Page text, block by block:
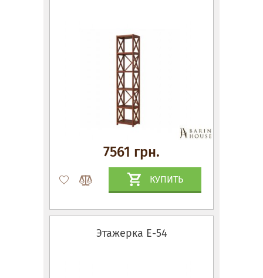
7561 грн.
КУПИТЬ
Этажерка Е-54